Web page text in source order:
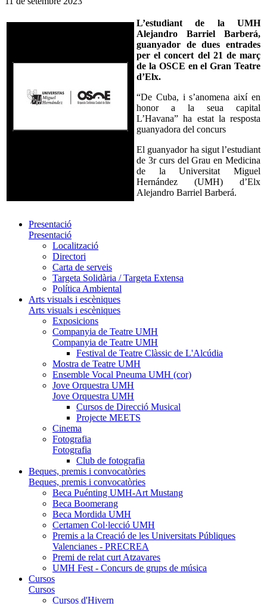
L’estudiant de la UMH
Alejandro Barriel Barberá,
guanyador de dues entrades
per el concert del 21 de març
de la OSCE en el Gran Teatre
d’Elx.
“De Cuba, i s’anomena així en
honor a la seua capital
L’Havana” ha estat la resposta
guanyadora del concurs
El guanyador ha sigut l’estudiant
de 3r curs del Grau en Medicina
de la Universitat Miguel
Hernández (UMH) d’Elx
Alejandro Barriel Barberá.
Presentació
Presentació
Localització
Directori
Carta de serveis
Targeta Solidària / Targeta Extensa
Política Ambiental
Arts visuals i escèniques
Arts visuals i escèniques
Exposicions
Companyia de Teatre UMH
Companyia de Teatre UMH
Festival de Teatre Clàssic de L'Alcúdia
Mostra de Teatre UMH
Ensemble Vocal Pneuma UMH (cor)
Jove Orquestra UMH
Jove Orquestra UMH
Cursos de Direcció Musical
Projecte MEETS
Cinema
Fotografia
Fotografia
Club de fotografia
Beques, premis i convocatòries
Beques, premis i convocatòries
Beca Puénting UMH-Art Mustang
Beca Boomerang
Beca Mordida UMH
Certamen Col·lecció UMH
Premis a la Creació de les Universitats Públiques
Valencianes - PRECREA
Premi de relat curt Atzavares
UMH Fest - Concurs de grups de música
Cursos
Cursos
Cursos d'Hivern